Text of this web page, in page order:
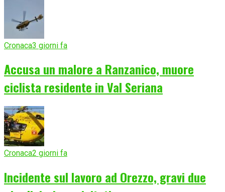
Cronaca3 giorni fa
Accusa un malore a Ranzanico, muore
ciclista residente in Val Seriana
Cronaca2 giorni fa
Incidente sul lavoro ad Orezzo, gravi due